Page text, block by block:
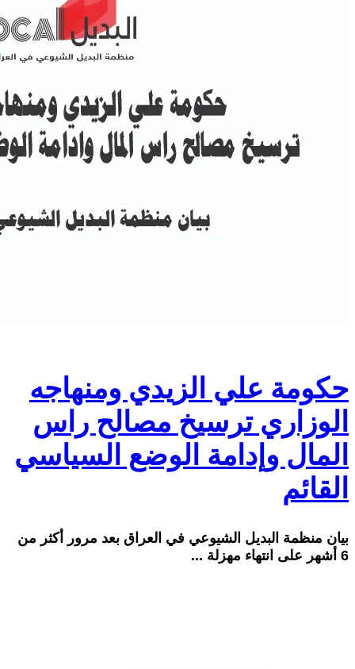
حكومة علي الزيدي ومنهاجه
الوزاري ترسيخ مصالح راس
المال وإدامة الوضع السياسي
القائم
بيان منظمة البديل الشيوعي في العراق بعد مرور أكثر من
6 أشهر على انتهاء مهزلة ...